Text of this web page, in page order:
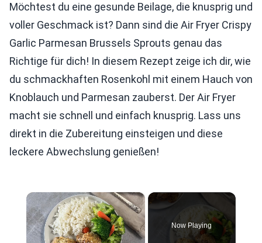
Möchtest du eine gesunde Beilage, die knusprig und
voller Geschmack ist? Dann sind die Air Fryer Crispy
Garlic Parmesan Brussels Sprouts genau das
Richtige für dich! In diesem Rezept zeige ich dir, wie
du schmackhaften Rosenkohl mit einem Hauch von
Knoblauch und Parmesan zauberst. Der Air Fryer
macht sie schnell und einfach knusprig. Lass uns
direkt in die Zubereitung einsteigen und diese
leckere Abwechslung genießen!
×
Now Playing